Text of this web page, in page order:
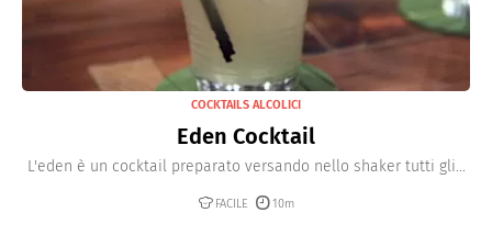
COCKTAILS ALCOLICI
Eden Cocktail
L'eden è un cocktail preparato versando nello shaker tutti gli...
FACILE 10m